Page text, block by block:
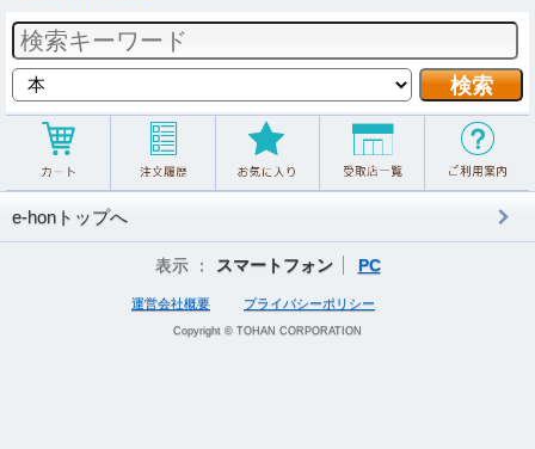
e-honトップへ
表示 ： スマートフォン PC
運営会社概要 プライバシーポリシー
Copyright © TOHAN CORPORATION